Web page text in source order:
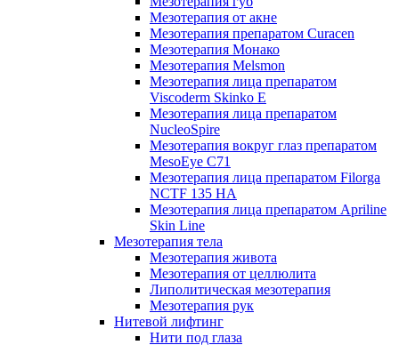
Мезотерапия от акне
Мезотерапия препаратом Curacen
Мезотерапия Монако
Мезотерапия Melsmon
Мезотерапия лица препаратом
Viscoderm Skinko E
Мезотерапия лица препаратом
NucleoSpire
Мезотерапия вокруг глаз препаратом
MesoEye С71
Мезотерапия лица препаратом Filorga
NCTF 135 HA
Мезотерапия лица препаратом Apriline
Skin Line
Мезотерапия тела
Мезотерапия живота
Мезотерапия от целлюлита
Липолитическая мезотерапия
Мезотерапия рук
Нитевой лифтинг
Нити под глаза